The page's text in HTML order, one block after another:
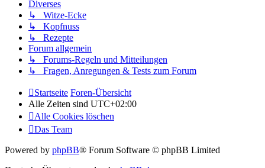
Diverses
↳ Witze-Ecke
↳ Kopfnuss
↳ Rezepte
Forum allgemein
↳ Forums-Regeln und Mitteilungen
↳ Fragen, Anregungen & Tests zum Forum
Startseite Foren-Übersicht
Alle Zeiten sind UTC+02:00
Alle Cookies löschen
Das Team
Powered by phpBB® Forum Software © phpBB Limited